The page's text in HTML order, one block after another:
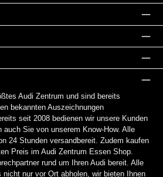
Audi Zentrum und sind bereits
bekannten Auszeichnungen
seit 2008 bedienen wir unsere Kunden
Sie von unserem Know-How. Alle
24 Stunden versandbereit. Zudem kaufen
Preis im Audi Zentrum Essen Shop.
rund um Ihren Audi bereit. Alle
nur vor Ort abholen, wir bieten Ihnen